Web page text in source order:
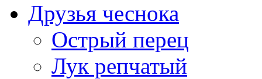
Друзья чеснока
Острый перец
Лук репчатый